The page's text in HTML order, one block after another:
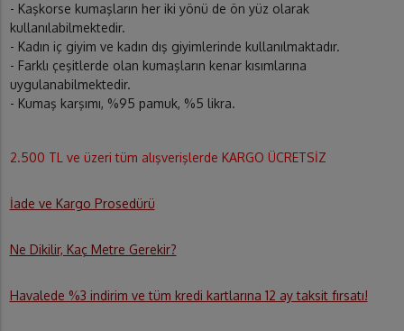
- Kaşkorse kumaşların her iki yönü de ön yüz olarak
kullanılabilmektedir.
- Kadın iç giyim ve kadın dış giyimlerinde kullanılmaktadır.
- Farklı çeşitlerde olan kumaşların kenar kısımlarına
uygulanabilmektedir.
- Kumaş karşımı, %95 pamuk, %5 likra.
2.500 TL ve üzeri tüm alışverişlerde KARGO ÜCRETSİZ
İade ve Kargo Prosedürü
Ne Dikilir, Kaç Metre Gerekir?
Havalede %3 indirim ve tüm kredi kartlarına 12 ay taksit fırsatı!